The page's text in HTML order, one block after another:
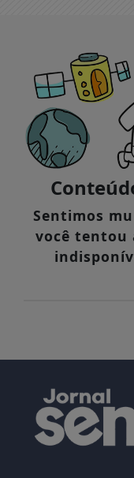
Sentimos
você tentou